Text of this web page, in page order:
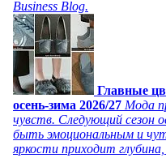
Business Blog.
Главные
осень-зима 2026/27 Мода
чувств. Следующий сезон
быть эмоциональным и
яркости приходит